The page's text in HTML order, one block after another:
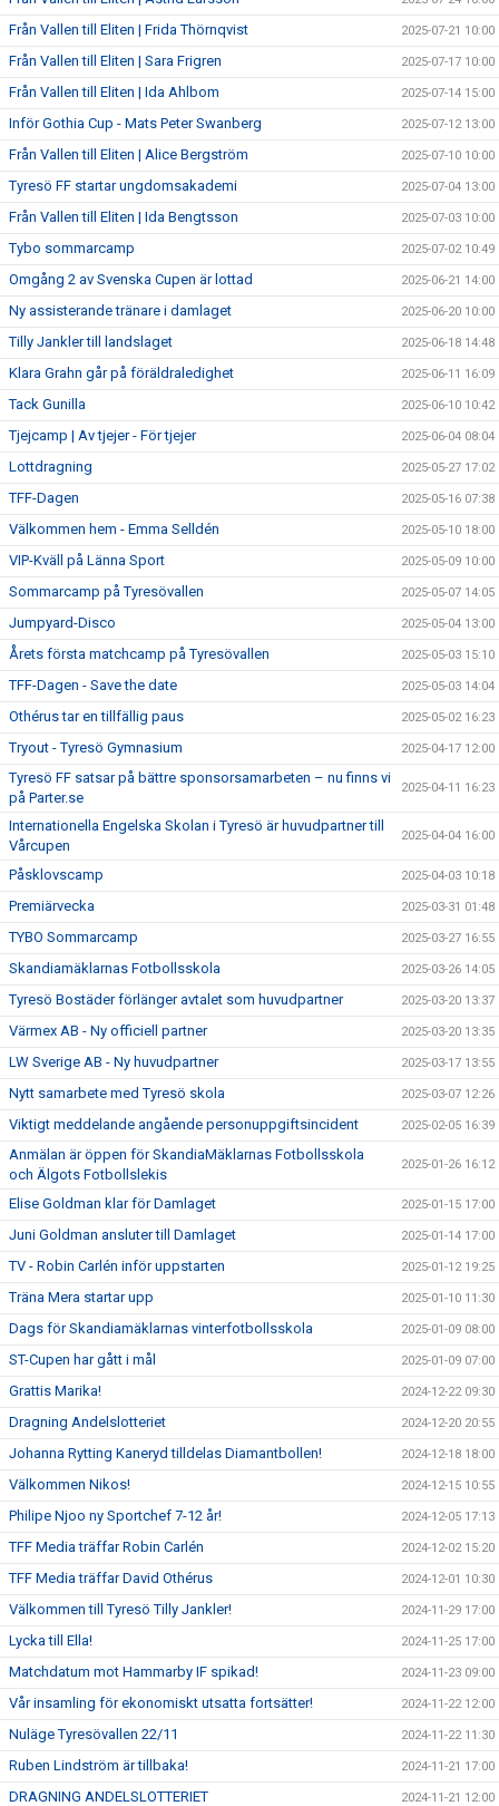
Från Vallen till Eliten | Frida Thörnqvist 2025-07-21 10:00
Från Vallen till Eliten | Sara Frigren 2025-07-17 10:00
Från Vallen till Eliten | Ida Ahlbom 2025-07-14 15:00
Inför Gothia Cup - Mats Peter Swanberg 2025-07-12 13:00
Från Vallen till Eliten | Alice Bergström 2025-07-10 10:00
Tyresö FF startar ungdomsakademi 2025-07-04 13:00
Från Vallen till Eliten | Ida Bengtsson 2025-07-03 10:00
Tybo sommarcamp 2025-07-02 10:49
Omgång 2 av Svenska Cupen är lottad 2025-06-21 14:00
Ny assisterande tränare i damlaget 2025-06-20 10:00
Tilly Jankler till landslaget 2025-06-18 14:48
Klara Grahn går på föräldraledighet 2025-06-11 16:09
Tack Gunilla 2025-06-10 10:42
Tjejcamp | Av tjejer - För tjejer 2025-06-04 08:04
Lottdragning 2025-05-27 17:02
TFF-Dagen 2025-05-16 07:38
Välkommen hem - Emma Selldén 2025-05-10 18:00
VIP-Kväll på Länna Sport 2025-05-09 10:00
Sommarcamp på Tyresövallen 2025-05-07 14:05
Jumpyard-Disco 2025-05-04 13:00
Årets första matchcamp på Tyresövallen 2025-05-03 15:10
TFF-Dagen - Save the date 2025-05-03 14:04
Othérus tar en tillfällig paus 2025-05-02 16:23
Tryout - Tyresö Gymnasium 2025-04-17 12:00
Tyresö FF satsar på bättre sponsorsamarbeten – nu finns vi
på Parter.se
2025-04-11 16:23
Internationella Engelska Skolan i Tyresö är huvudpartner till
Vårcupen
2025-04-04 16:00
Påsklovscamp 2025-04-03 10:18
Premiärvecka 2025-03-31 01:48
TYBO Sommarcamp 2025-03-27 16:55
Skandiamäklarnas Fotbollsskola 2025-03-26 14:05
Tyresö Bostäder förlänger avtalet som huvudpartner 2025-03-20 13:37
Värmex AB - Ny officiell partner 2025-03-20 13:35
LW Sverige AB - Ny huvudpartner 2025-03-17 13:55
Nytt samarbete med Tyresö skola 2025-03-07 12:26
Viktigt meddelande angående personuppgiftsincident 2025-02-05 16:39
Anmälan är öppen för SkandiaMäklarnas Fotbollsskola
och Älgots Fotbollslekis
2025-01-26 16:12
Elise Goldman klar för Damlaget 2025-01-15 17:00
Juni Goldman ansluter till Damlaget 2025-01-14 17:00
TV - Robin Carlén inför uppstarten 2025-01-12 19:25
Träna Mera startar upp 2025-01-10 11:30
Dags för Skandiamäklarnas vinterfotbollsskola 2025-01-09 08:00
ST-Cupen har gått i mål 2025-01-09 07:00
Grattis Marika! 2024-12-22 09:30
Dragning Andelslotteriet 2024-12-20 20:55
Johanna Rytting Kaneryd tilldelas Diamantbollen! 2024-12-18 18:00
Välkommen Nikos! 2024-12-15 10:55
Philipe Njoo ny Sportchef 7-12 år! 2024-12-05 17:13
TFF Media träffar Robin Carlén 2024-12-02 15:20
TFF Media träffar David Othérus 2024-12-01 10:30
Välkommen till Tyresö Tilly Jankler! 2024-11-29 17:00
Lycka till Ella! 2024-11-25 17:00
Matchdatum mot Hammarby IF spikad! 2024-11-23 09:00
Vår insamling för ekonomiskt utsatta fortsätter! 2024-11-22 12:00
Nuläge Tyresövallen 22/11 2024-11-22 11:30
Ruben Lindström är tillbaka! 2024-11-21 17:00
DRAGNING ANDELSLOTTERIET 2024-11-21 12:00